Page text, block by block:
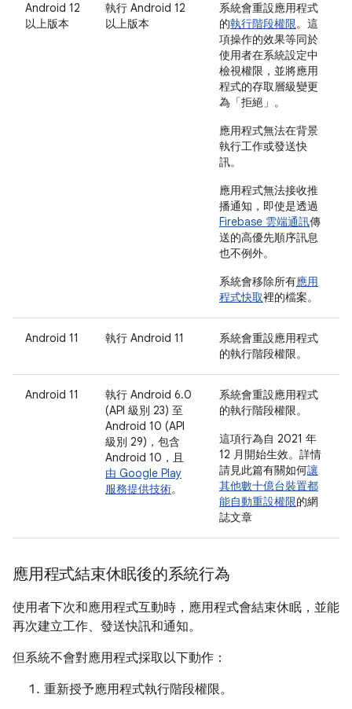
Android 12
以上版本
執行 Android 12
以上版本
系統會重設應用程式
的執行階段權限。這
項操作的效果等同於
使用者在系統設定中
檢視權限，並將應用
程式的存取層級變更
為「拒絕」 。
應用程式無法在背景
執行工作或發送快
訊。
應用程式無法接收推
播通知，即使是透過
Firebase 雲端通訊傳
送的高優先順序訊息
也不例外。
系統會移除所有應用
程式快取裡的檔案。
Android 11 執行 Android 11
系統會重設應用程式
的執行階段權限。
Android 11
執行 Android 6.0
(API 級別 23) 至
Android 10 (API
級別 29)，包含
Android 10，且
由 Google Play
服務提供技術。
系統會重設應用程式
的執行階段權限。
這項行為自 2021 年
12 月開始生效。詳情
請見此篇有關如何讓
其他數十億台裝置都
能自動重設權限的網
誌文章
應用程式結束休眠後的系統行為
使用者下次和應用程式互動時，應用程式會結束休眠，並能
再次建立工作、發送快訊和通知。
但系統不會對應用程式採取以下動作：
重新授予應用程式執行階段權限。